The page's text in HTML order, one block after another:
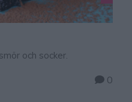
och socker.
0